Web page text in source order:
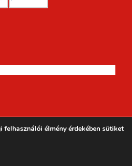
élmény érdekében sütiket